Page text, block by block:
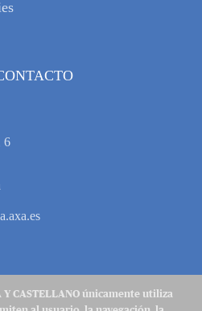
6
Y CASTELLANO únicamente utiliza